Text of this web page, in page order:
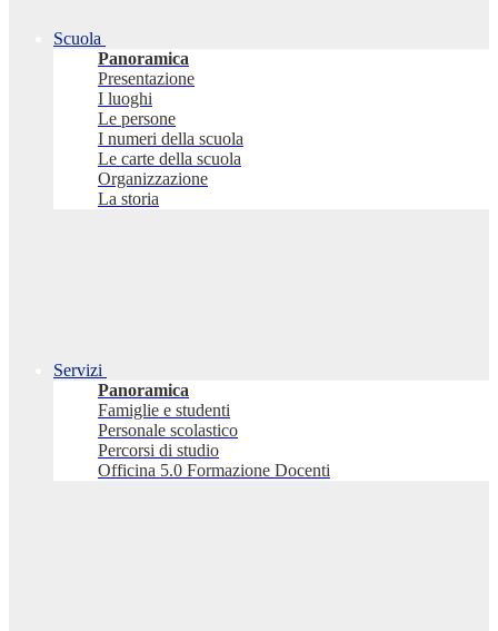
Scuola
Panoramica
Presentazione
I luoghi
Le persone
I numeri della scuola
Le carte della scuola
Organizzazione
La storia
Servizi
Panoramica
Famiglie e studenti
Personale scolastico
Percorsi di studio
Officina 5.0 Formazione Docenti